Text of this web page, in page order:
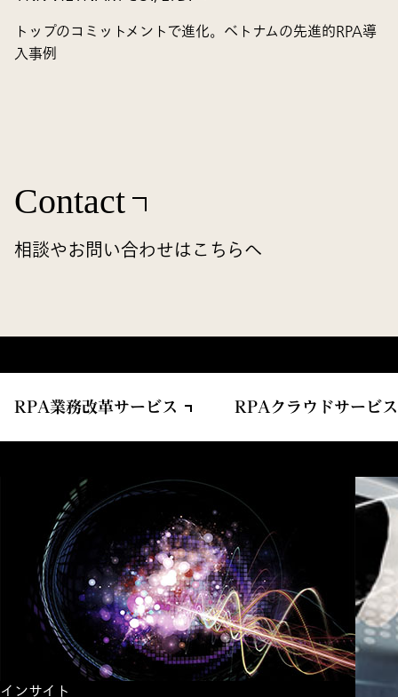
トップのコミットメントで進化。ベトナムの先進的RPA導
入事例
Contact
相談やお問い合わせはこちらへ
RPA業務改革サービス RPAクラウドサービス
インサイト